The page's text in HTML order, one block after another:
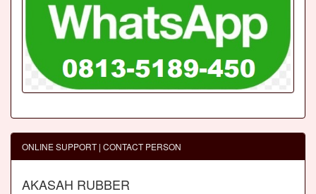
ONLINE SUPPORT | CONTACT PERSON
AKASAH RUBBER